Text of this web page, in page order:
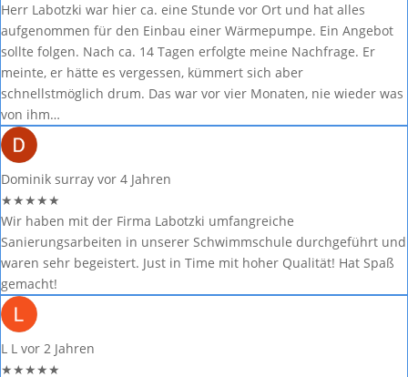
Herr Labotzki war hier ca. eine Stunde vor Ort und hat alles
aufgenommen für den Einbau einer Wärmepumpe. Ein Angebot
sollte folgen. Nach ca. 14 Tagen erfolgte meine Nachfrage. Er
meinte, er hätte es vergessen, kümmert sich aber
schnellstmöglich drum. Das war vor vier Monaten, nie wieder was
von ihm…
Dominik surray vor 4 Jahren
★★★★★
Wir haben mit der Firma Labotzki umfangreiche
Sanierungsarbeiten in unserer Schwimmschule durchgeführt und
waren sehr begeistert. Just in Time mit hoher Qualität! Hat Spaß
gemacht!
L L vor 2 Jahren
★★★★★